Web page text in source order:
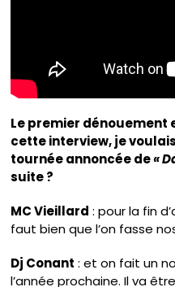
Le premier dénouement
cette interview, je
tournée annoncée de«
suite ?
MC Vieillard : pour la fin
faut bien que l’on fasse
Dj Conant : et on fait un
l’année prochaine. Il va